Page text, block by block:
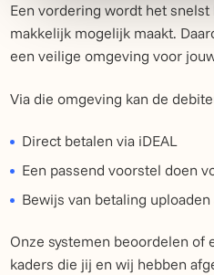
Een vordering wordt het
makkelijk mogelijk maakt.
een veilige omgeving voor
Via die omgeving kan de
Direct betalen via iDEAL
Een passend voorstel doen
Bewijs van betaling
Onze systemen beoordelen of
kaders die jij en wij hebben